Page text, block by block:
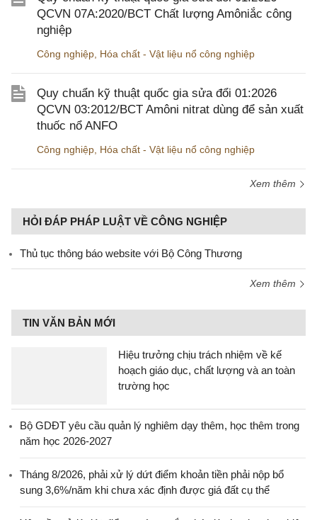
QCVN 07A:2020/BCT Chất lượng Amôniắc công
nghiệp
Công nghiệp Hóa chất - Vật liệu nổ công nghiệp
Quy chuẩn kỹ thuật quốc gia sửa đổi 01:2026
QCVN 03:2012/BCT Amôni nitrat dùng để sản xuất
thuốc nổ ANFO
Công nghiệp Hóa chất - Vật liệu nổ công nghiệp
Xem thêm
HỎI ĐÁP PHÁP LUẬT VỀ CÔNG NGHIỆP
Thủ tục thông báo website với Bộ Công Thương
Xem thêm
TIN VĂN BẢN MỚI
Hiệu trưởng chịu trách nhiệm về kế
hoạch giáo dục, chất lượng và an toàn
trường học
Bộ GDĐT yêu cầu quản lý nghiêm dạy thêm, học thêm trong
năm học 2026-2027
Tháng 8/2026, phải xử lý dứt điểm khoản tiền phải nộp bổ
sung 3,6%/năm khi chưa xác định được giá đất cụ thể